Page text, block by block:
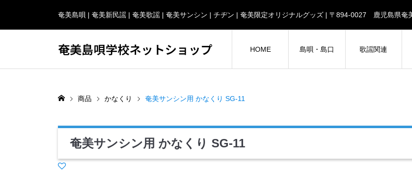
奄美島唄 | 奄美新民謡 | 奄美歌謡 | 奄美サンシン | チヂン | 奄美限定オリジナルグッズ | 〒894-0027 鹿児島県
奄美島唄学校ネットショップ HOME 島唄・島口 歌謡関連
商品 かなくり 奄美サンシン用 かなくり SG-11
奄美サンシン用 かなくり SG-11